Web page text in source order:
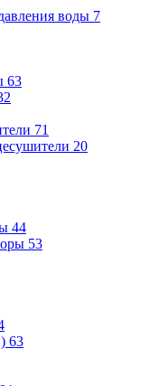
воды 7
63
71
20
44
53
63